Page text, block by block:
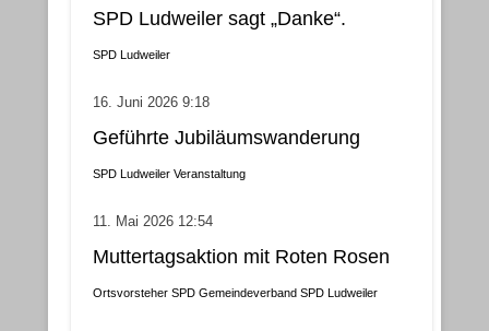
SPD Ludweiler sagt „Danke“.
SPD Ludweiler
16. Juni 2026 9:18
Geführte Jubiläumswanderung
SPD Ludweiler Veranstaltung
11. Mai 2026 12:54
Muttertagsaktion mit Roten Rosen
Ortsvorsteher SPD Gemeindeverband SPD Ludweiler